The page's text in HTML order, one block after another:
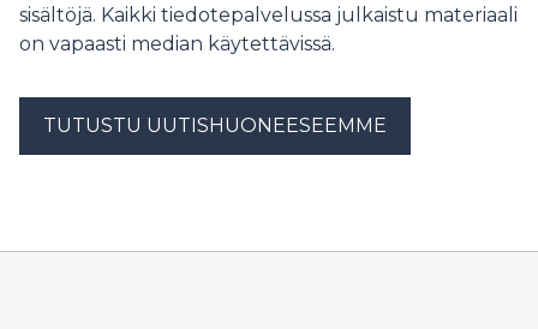
varastointipaikoista dynaamiseen varastointiin, ja
samalla tuotteiden sijoittelua, keräilyprosesseja,
työmäärän tasapainottamista ja erillisiä keräilyalueita on
merkittäviä tuloksia. Varaston tehokkuus on
parantunut lähes 40 prosenttia, kun taas sesonkiaikana
sisältöjä. Kaikki tiedotepalvelussa julkaistu materiaali
on vapaasti median käytettävissä.
TUTUSTU UUTISHUONEESEEMME